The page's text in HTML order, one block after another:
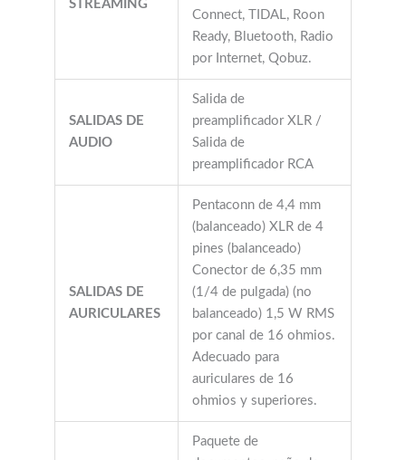
STREAMING
Connect, TIDAL, Roon
Ready, Bluetooth, Radio
por Internet, Qobuz.
SALIDAS DE
AUDIO
Salida de
preamplificador XLR /
Salida de
preamplificador RCA
SALIDAS DE
AURICULARES
Pentaconn de 4,4 mm
(balanceado) XLR de 4
pines (balanceado)
Conector de 6,35 mm
(1/4 de pulgada) (no
balanceado) 1,5 W RMS
por canal de 16 ohmios.
Adecuado para
auriculares de 16
ohmios y superiores.
Paquete de